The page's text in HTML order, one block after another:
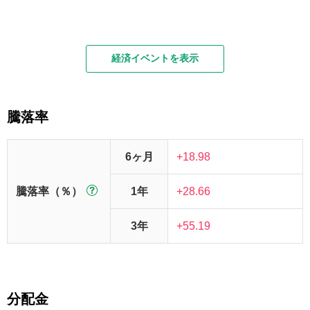
経済イベントを表示
騰落率
騰落率（％）
6ヶ月 +18.98
1年 +28.66
3年 +55.19
分配金